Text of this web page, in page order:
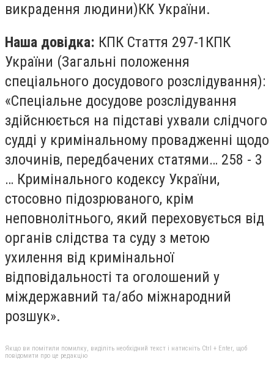
викрадення людини)КК України.
Наша довідка: КПК Стаття 297-1КПК
України (Загальні положення
спеціального досудового розслідування):
«Спеціальне досудове розслідування
здійснюється на підставі ухвали слідчого
судді у кримінальному провадженні щодо
злочинів, передбачених статями… 258 - 3
… Кримінального кодексу України,
стосовно підозрюваного, крім
неповнолітнього, який переховується від
органів слідства та суду з метою
ухилення від кримінальної
відповідальності та оголошений у
міждержавний та/або міжнародний
розшук».
Якщо ви помітили помилку, виділіть необхідний текст і натисніть Ctrl + Enter, щоб
повідомити про це редакцію